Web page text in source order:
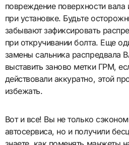
повреждение поверхности вала
при установке. Будьте
забывают зафиксировать
при откручивании болта. Еще
замены сальника распредвала
выставить заново метки ГРМ,
действовали аккуратно, этой
избежать.
Вот и все! Вы не только
автосервиса, но и получили